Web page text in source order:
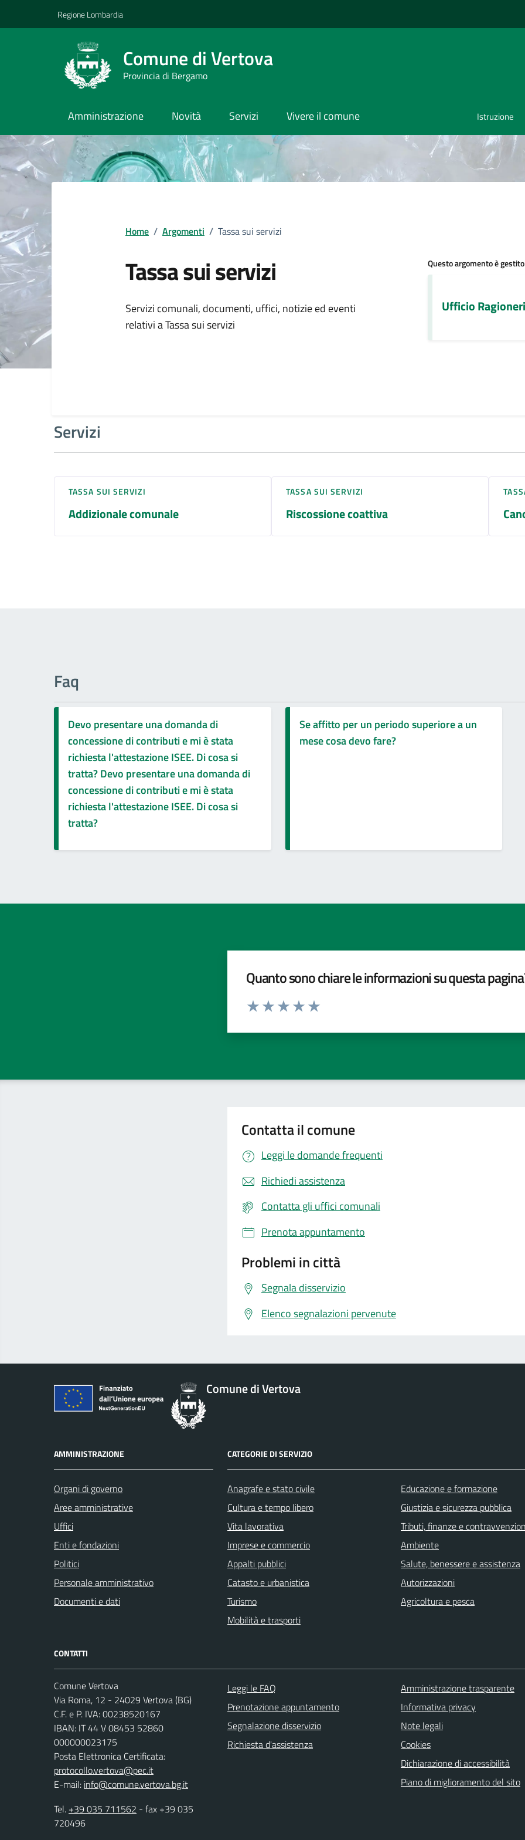
Regione Lombardia
Comune di Vertova
Provincia di Bergamo
Amministrazione Novità Servizi Vivere il comune Istruzione
Home / Argomenti / Tassa sui servizi
Tassa sui servizi
Dettagli della notizia
Servizi comunali, documenti, uffici, notizie ed eventi
relativi a Tassa sui servizi
Questo argomento è
Ufficio
Servizi
TASSA SUI SERVIZI
Addizionale comunale
TASSA SUI SERVIZI
Riscossione coattiva
Faq
Devo presentare una domanda di
concessione di contributi e mi è stata
richiesta l'attestazione ISEE. Di cosa si
tratta? Devo presentare una domanda di
concessione di contributi e mi è stata
richiesta l'attestazione ISEE. Di cosa si
tratta?
Se affitto per un periodo superiore a un
mese cosa devo fare?
Quanto sono chiare le informazioni su questa
Valuta da 1 a 5 stelle la pagina
Contatta il comune
Leggi le domande frequenti
Richiedi assistenza
Contatta gli uffici comunali
Prenota appuntamento
Problemi in città
Segnala disservizio
Elenco segnalazioni pervenute
Comune di Vertova
AMMINISTRAZIONE
Organi di governo
Aree amministrative
Uffici
Enti e fondazioni
Politici
Personale amministrativo
Documenti e dati
CATEGORIE DI SERVIZIO
Anagrafe e stato civile
Cultura e tempo libero
Vita lavorativa
Imprese e commercio
Appalti pubblici
Catasto e urbanistica
Turismo
Mobilità e trasporti
Educazione e formazione
Giustizia e sicurezza pubblica
Tributi, finanze e
Ambiente
Salute, benessere e assistenza
Autorizzazioni
Agricoltura e pesca
CONTATTI
Comune Vertova
Via Roma, 12 - 24029 Vertova (BG)
C.F. e P. IVA: 00238520167
IBAN: IT 44 V 08453 52860
000000023175
Posta Elettronica Certificata:
protocollo.vertova@pec.it
E-mail: info@comune.vertova.bg.it
Tel. +39 035 711562 - fax +39 035
720496
Leggi le FAQ
Prenotazione appuntamento
Segnalazione disservizio
Richiesta d'assistenza
Amministrazione trasparente
Informativa privacy
Note legali
Cookies
Dichiarazione di accessibilità
Piano di miglioramento del sito